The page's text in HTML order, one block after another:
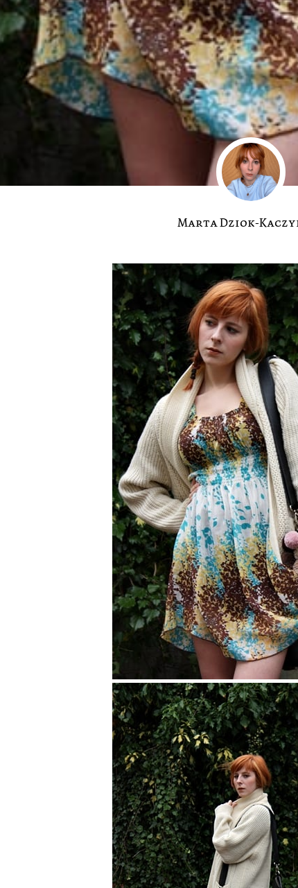
Marta Dziok-